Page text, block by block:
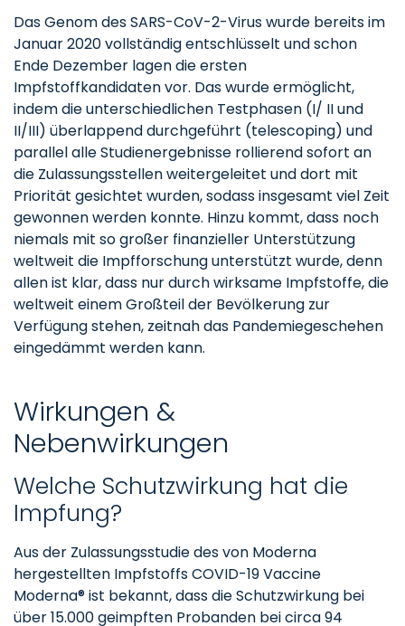
Das Genom des SARS-CoV-2-Virus wurde bereits im
Januar 2020 vollständig entschlüsselt und schon
Ende Dezember lagen die ersten
Impfstoffkandidaten vor. Das wurde ermöglicht,
indem die unterschiedlichen Testphasen (I/ II und
II/III) überlappend durchgeführt (telescoping) und
parallel alle Studienergebnisse rollierend sofort an
die Zulassungsstellen weitergeleitet und dort mit
Priorität gesichtet wurden, sodass insgesamt viel Zeit
gewonnen werden konnte. Hinzu kommt, dass noch
niemals mit so großer finanzieller Unterstützung
weltweit die Impfforschung unterstützt wurde, denn
allen ist klar, dass nur durch wirksame Impfstoffe, die
weltweit einem Großteil der Bevölkerung zur
Verfügung stehen, zeitnah das Pandemiegeschehen
eingedämmt werden kann.
Wirkungen &
Nebenwirkungen
Welche Schutzwirkung hat die
Impfung?
Aus der Zulassungsstudie des von Moderna
hergestellten Impfstoffs COVID-19 Vaccine
Moderna® ist bekannt, dass die Schutzwirkung bei
über 15.000 geimpften Probanden bei circa 94